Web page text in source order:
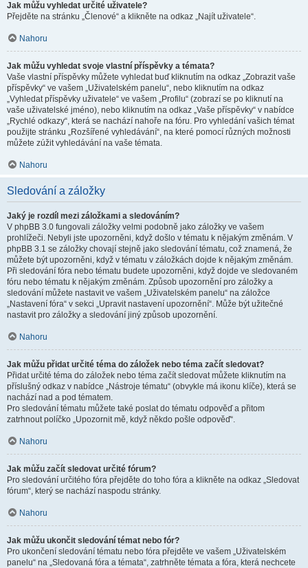
Jak můžu vyhledat určité uživatele?
Přejděte na stránku „Členové“ a klikněte na odkaz „Najít uživatele“.
Nahoru
Jak můžu vyhledat svoje vlastní příspěvky a témata?
Vaše vlastní příspěvky můžete vyhledat buď kliknutím na odkaz „Zobrazit vaše
příspěvky“ ve vašem „Uživatelském panelu“, nebo kliknutím na odkaz
„Vyhledat příspěvky uživatele“ ve vašem „Profilu“ (zobrazí se po kliknutí na
vaše uživatelské jméno), nebo kliknutím na odkaz „Vaše příspěvky“ v nabídce
„Rychlé odkazy“, která se nachází nahoře na fóru. Pro vyhledání vašich témat
použijte stránku „Rozšířené vyhledávání“, na které pomocí různých možnosti
můžete zúžit vyhledávání na vaše témata.
Nahoru
Sledování a záložky
Jaký je rozdíl mezi záložkami a sledováním?
V phpBB 3.0 fungovali záložky velmi podobně jako záložky ve vašem
prohlížeči. Nebyli jste upozorněni, když došlo v tématu k nějakým změnám. V
phpBB 3.1 se záložky chovají stejně jako sledování tématu, což znamená, že
můžete být upozorněni, když v tématu v záložkách dojde k nějakým změnám.
Při sledování fóra nebo tématu budete upozorněni, když dojde ve sledovaném
fóru nebo tématu k nějakým změnám. Způsob upozornění pro záložky a
sledování můžete nastavit ve vašem „Uživatelském panelu“ na záložce
„Nastavení fóra“ v sekci „Upravit nastavení upozornění“. Může být užitečné
nastavit pro záložky a sledování jiný způsob upozornění.
Nahoru
Jak můžu přidat určité téma do záložek nebo téma začít sledovat?
Přidat určité téma do záložek nebo téma začít sledovat můžete kliknutím na
příslušný odkaz v nabídce „Nástroje tématu“ (obvykle má ikonu klíče), která se
nachází nad a pod tématem.
Pro sledování tématu můžete také poslat do tématu odpověď a přitom
zatrhnout políčko „Upozornit mě, když někdo pošle odpověď“.
Nahoru
Jak můžu začít sledovat určité fórum?
Pro sledování určitého fóra přejděte do toho fóra a klikněte na odkaz „Sledovat
fórum“, který se nachází naspodu stránky.
Nahoru
Jak můžu ukončit sledování témat nebo fór?
Pro ukončení sledování tématu nebo fóra přejděte ve vašem „Uživatelském
panelu“ na „Sledovaná fóra a témata“, zatrhněte témata a fóra, která nechcete